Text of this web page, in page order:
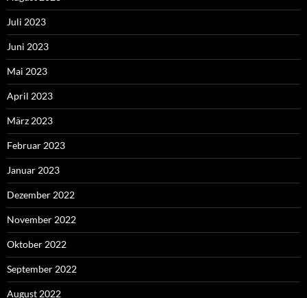
Juli 2023
Juni 2023
Mai 2023
April 2023
März 2023
Februar 2023
Januar 2023
Dezember 2022
November 2022
Oktober 2022
September 2022
August 2022